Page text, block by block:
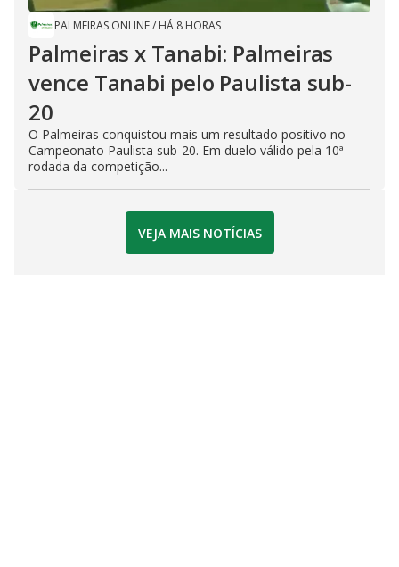
PALMEIRAS ONLINE/ HÁ 8 HORAS
Palmeiras x Tanabi: Palmeiras
vence Tanabi pelo Paulista sub-
20
O Palmeiras conquistou mais um resultado positivo no
Campeonato Paulista sub-20. Em duelo válido pela 10ª
rodada da competição...
VEJA MAIS NOTÍCIAS